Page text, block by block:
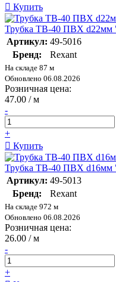
Купить
Трубка ТВ-40 ПВХ d22мм
Артикул: 49-5016
Бренд:
Rexant
На складе 87 м
Обновлено 06.08.2026
Розничная цена:
47.00 / м
-
+
Купить
Трубка ТВ-40 ПВХ d16мм
Артикул: 49-5013
Бренд:
Rexant
На складе 972 м
Обновлено 06.08.2026
Розничная цена:
26.00 / м
-
+